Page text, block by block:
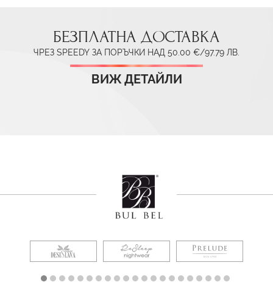
БЕЗПЛАТНА ДОСТАВКА
ЧРЕЗ SPEEDY ЗА ПОРЪЧКИ НАД 50.00 €/97.79 ЛВ.
ВИЖ ДЕТАЙЛИ